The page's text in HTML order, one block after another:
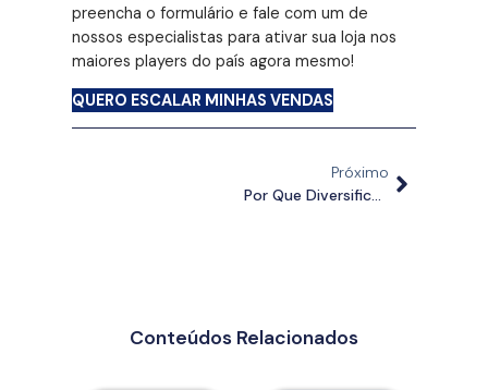
preencha o formulário e fale com um de
nossos especialistas para ativar sua loja nos
maiores players do país agora mesmo!
QUERO ESCALAR MINHAS VENDAS
Próximo
Por Que Diversificar Seus Canais De Venda É O Segredo Para Escalar?
Conteúdos Relacionados